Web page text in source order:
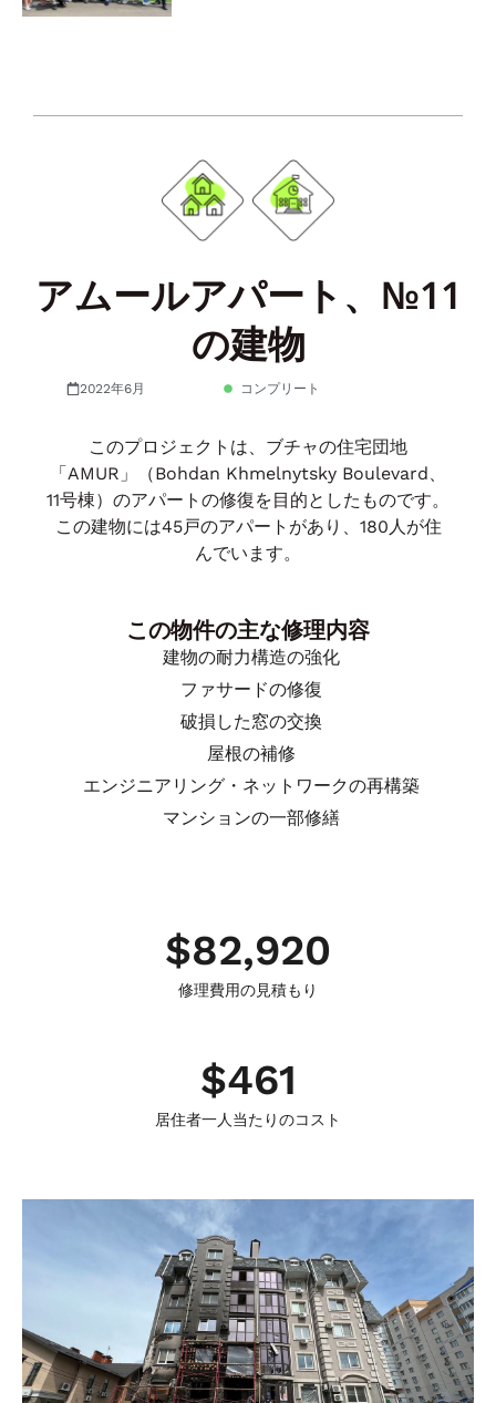
アムールアパート、№11
の建物
2022年6月 コンプリート
このプロジェクトは、ブチャの住宅団地
「AMUR」（Bohdan Khmelnytsky Boulevard、
11号棟）のアパートの修復を目的としたものです。
この建物には45戸のアパートがあり、180人が住
んでいます。
この物件の主な修理内容
建物の耐力構造の強化
ファサードの修復
破損した窓の交換
屋根の補修
エンジニアリング・ネットワークの再構築
マンションの一部修繕
修理費用の見積もり
$82,920
居住者一人当たりのコスト
$461